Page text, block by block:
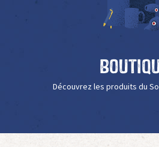
Découvrez les produits du